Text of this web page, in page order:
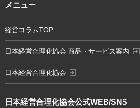
日本経営合理化協会公式WEB/SNS
メニュー
経営コラムTOP
日本経営合理化協会 商品・サービス案内 exit_to_app
日本経営合理化協会 exit_to_app